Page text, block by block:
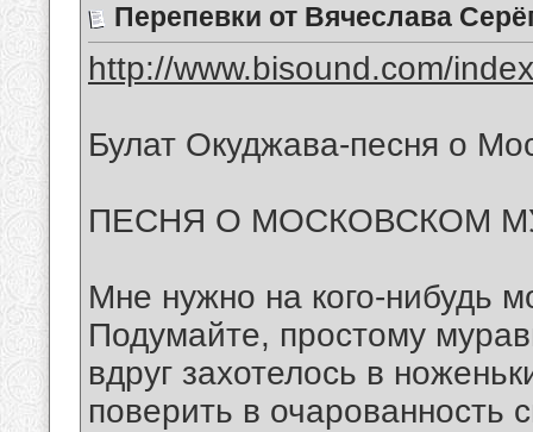
Перепевки от Вячеслава
http://www.bisound.com/
Булат Окуджава-песня о
ПЕСНЯ О МОСКОВСКОМ
Мне нужно на кого-нибудь
Подумайте, простому
вдруг захотелось в
поверить в очарованность